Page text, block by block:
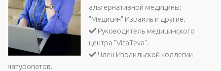
альтернативной медицины:
"Медисин" Израиль и другие.
Руководитель медицинского
центра "VitaTeva".
Член Израильской коллегии
натуропатов.